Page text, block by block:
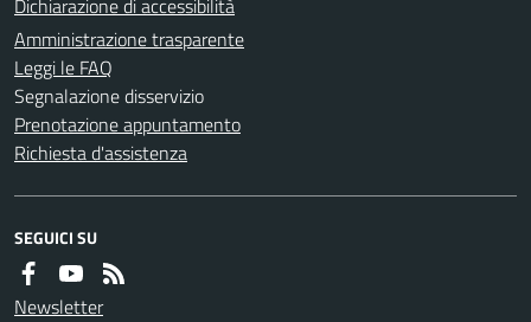
Amministrazione trasparente
Leggi le FAQ
Segnalazione disservizio
Prenotazione appuntamento
Richiesta d'assistenza
SEGUICI SU
Newsletter